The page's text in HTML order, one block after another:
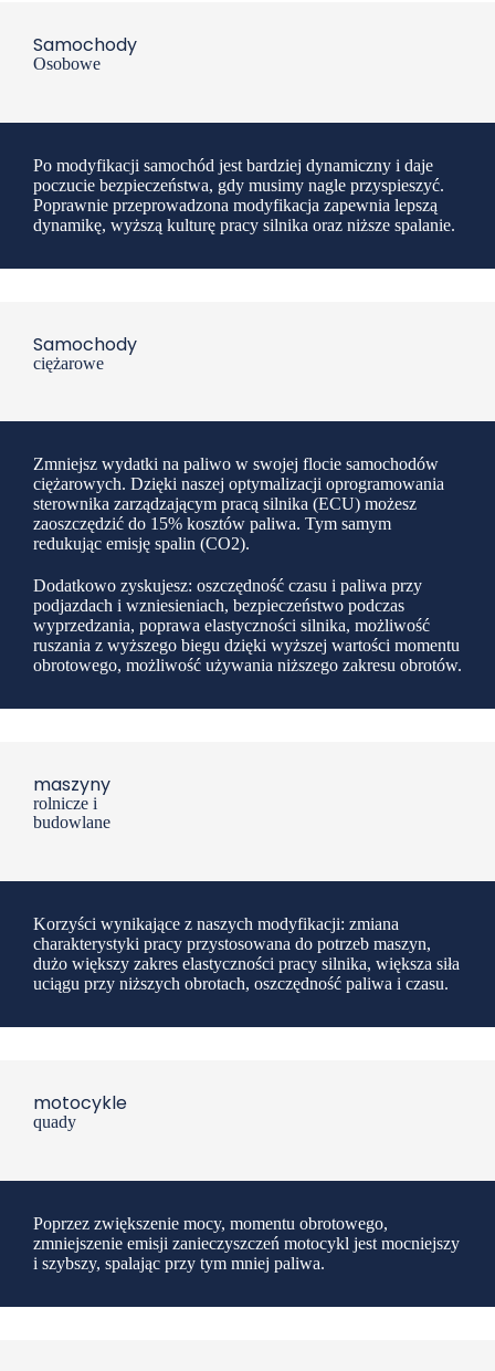
Samochody
Osobowe
Po modyfikacji samochód jest bardziej dynamiczny i daje
poczucie bezpieczeństwa, gdy musimy nagle przyspieszyć.
Poprawnie przeprowadzona modyfikacja zapewnia lepszą
dynamikę, wyższą kulturę pracy silnika oraz niższe spalanie.
Samochody
ciężarowe
Zmniejsz wydatki na paliwo w swojej flocie samochodów
ciężarowych. Dzięki naszej optymalizacji oprogramowania
sterownika zarządzającym pracą silnika (ECU) możesz
zaoszczędzić do 15% kosztów paliwa. Tym samym
redukując emisję spalin (CO2).
Dodatkowo zyskujesz: oszczędność czasu i paliwa przy
podjazdach i wzniesieniach, bezpieczeństwo podczas
wyprzedzania, poprawa elastyczności silnika, możliwość
ruszania z wyższego biegu dzięki wyższej wartości momentu
obrotowego, możliwość używania niższego zakresu obrotów.
maszyny
rolnicze i
budowlane
Korzyści wynikające z naszych modyfikacji: zmiana
charakterystyki pracy przystosowana do potrzeb maszyn,
dużo większy zakres elastyczności pracy silnika, większa siła
uciągu przy niższych obrotach, oszczędność paliwa i czasu.
motocykle
quady
Poprzez zwiększenie mocy, momentu obrotowego,
zmniejszenie emisji zanieczyszczeń motocykl jest mocniejszy
i szybszy, spalając przy tym mniej paliwa.